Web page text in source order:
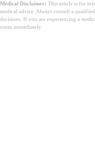
Medical Disclaimer: This article is for
medical advice. Always consult a
decisions. If you are experiencing a
room immediately.